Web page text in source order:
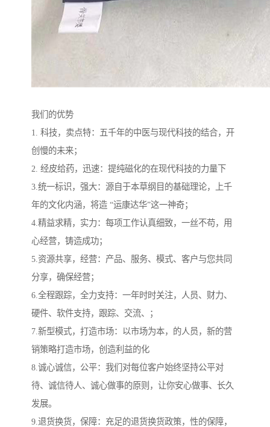
我们的优势
1. 科技，卖点特：五千年的中医与现代科技的结合，开
创慢的未来；
2. 经皮给药，迅速：提纯磁化的在现代科技的力量下
3.统一标识，强大：源自于本草纲目的基础理论，上千
年的文化内涵，将造 “运康达华”这一神奇；
4.精益求精，实力：每项工作认真细致，一丝不苟，用
心经营，铸造成功；
5.资源共享，经营：产品、服务、模式、客户与您共同
分享，确保经营；
6.全程跟踪，全力支持：一年时时关注，人员、财力、
硬件、软件支持，跟踪、交流、；
7.新型模式，打造市场：以市场为本，的人员，新的营
销策略打造市场，创造利益的化
8.诚心诚信，公平：我们对每位客户始终坚持公平对
待、诚信待人、诚心做事的原则，让你安心做事、长久
发展。
9.退货换货，保障：充足的退货换货政策，性的保障，